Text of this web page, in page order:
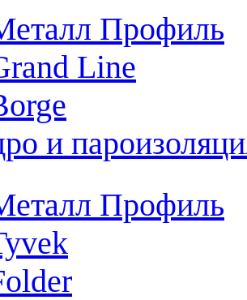
Профиль
Line
и
Профиль